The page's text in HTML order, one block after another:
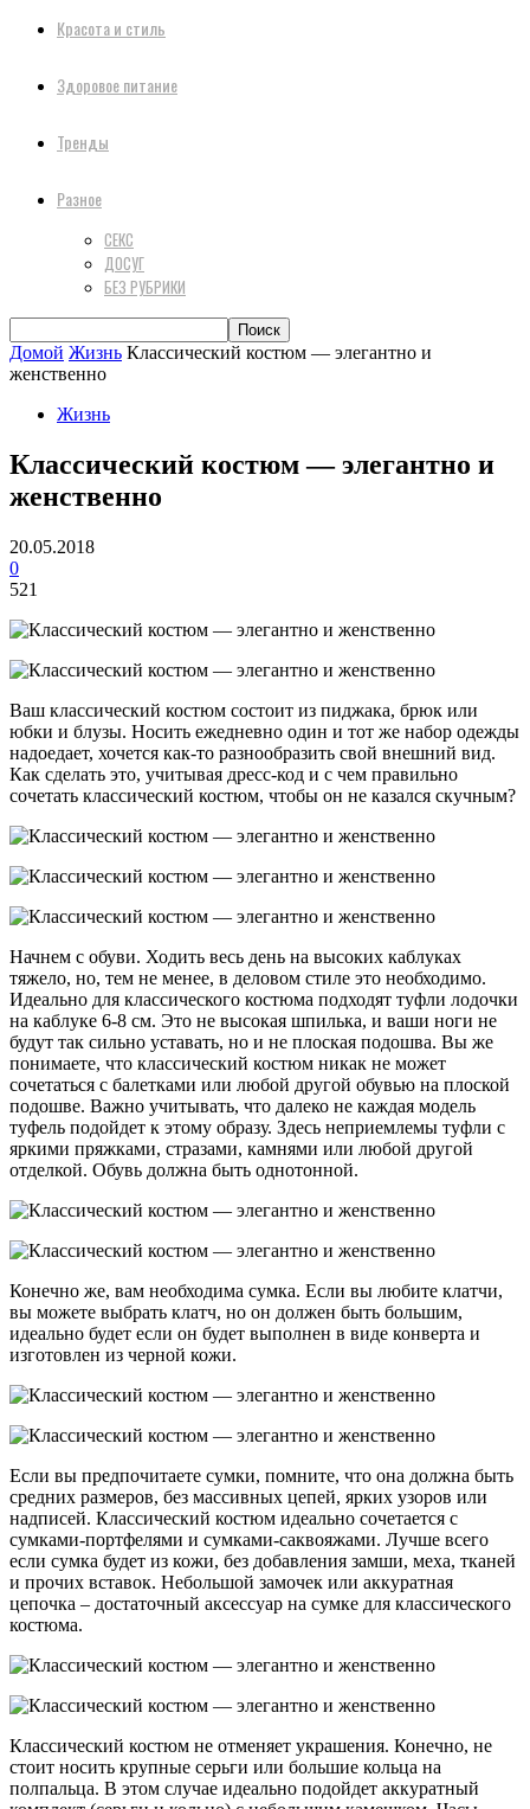
Красота и стиль
Здоровое питание
Тренды
Разное
СЕКС
ДОСУГ
БЕЗ РУБРИКИ
Домой Жизнь Классический костюм — элегантно и
женственно
Жизнь
Классический костюм — элегантно и
женственно
20.05.2018
0
521
Ваш классический костюм состоит из пиджака, брюк или
юбки и блузы. Носить ежедневно один и тот же набор одежды
надоедает, хочется как-то разнообразить свой внешний вид.
Как сделать это, учитывая дресс-код и с чем правильно
сочетать классический костюм, чтобы он не казался скучным?
Начнем с обуви. Ходить весь день на высоких каблуках
тяжело, но, тем не менее, в деловом стиле это необходимо.
Идеально для классического костюма подходят туфли лодочки
на каблуке 6-8 см. Это не высокая шпилька, и ваши ноги не
будут так сильно уставать, но и не плоская подошва. Вы же
понимаете, что классический костюм никак не может
сочетаться с балетками или любой другой обувью на плоской
подошве. Важно учитывать, что далеко не каждая модель
туфель подойдет к этому образу. Здесь неприемлемы туфли с
яркими пряжками, стразами, камнями или любой другой
отделкой. Обувь должна быть однотонной.
Конечно же, вам необходима сумка. Если вы любите клатчи,
вы можете выбрать клатч, но он должен быть большим,
идеально будет если он будет выполнен в виде конверта и
изготовлен из черной кожи.
Если вы предпочитаете сумки, помните, что она должна быть
средних размеров, без массивных цепей, ярких узоров или
надписей. Классический костюм идеально сочетается с
сумками-портфелями и сумками-саквояжами. Лучше всего
если сумка будет из кожи, без добавления замши, меха, тканей
и прочих вставок. Небольшой замочек или аккуратная
цепочка – достаточный аксессуар на сумке для классического
костюма.
Классический костюм не отменяет украшения. Конечно, не
стоит носить крупные серьги или большие кольца на
полпальца. В этом случае идеально подойдет аккуратный